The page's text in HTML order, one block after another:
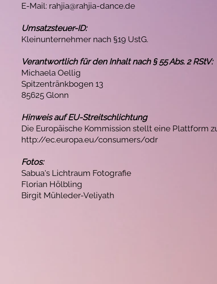
E-Mail: rahjia@rahjia-dance.de
Umsatzsteuer-ID:
Kleinunternehmer nach §19 UstG.
Verantwortlich für den Inhalt nach § 55 Abs. 2 RStV:
Michaela Oellig
Spitzentränkbogen 13
85625 Glonn
Hinweis auf EU-Streitschlichtung
Die Europäische Kommission stellt eine Plattform
http://ec.europa.eu/consumers/odr
Fotos:
Sabua's Lichtraum Fotografie
Florian Hölbling
Birgit Mühleder-Veliyath